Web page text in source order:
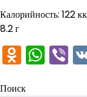
Калорийность: 122
8.2 г
Поиск